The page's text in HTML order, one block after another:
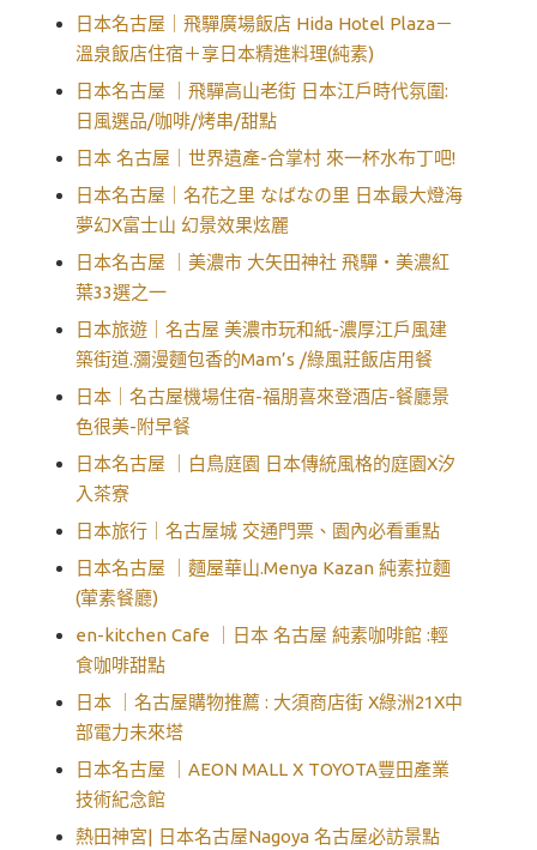
日本名古屋｜飛驒廣場飯店 Hida Hotel Plaza－
溫泉飯店住宿＋享日本精進料理(純素)
日本名古屋 ｜飛驒高山老街 日本江戶時代氛圍:
日風選品/咖啡/烤串/甜點
日本 名古屋｜世界遺產-合掌村 來一杯水布丁吧!
日本名古屋｜名花之里 なばなの里 日本最大燈海
夢幻X富士山 幻景效果炫麗
日本名古屋 ｜美濃市 大矢田神社 飛驒‧美濃紅
葉33選之一
日本旅遊｜名古屋 美濃市玩和紙-濃厚江戶風建
築街道.瀰漫麵包香的Mam’s /綠風莊飯店用餐
日本｜名古屋機場住宿-福朋喜來登酒店-餐廳景
色很美-附早餐
日本名古屋 ｜白鳥庭園 日本傳統風格的庭園X汐
入茶寮
日本旅行｜名古屋城 交通門票、園內必看重點
日本名古屋 ｜麵屋華山.Menya Kazan 純素拉麵
(葷素餐廳)
en-kitchen Cafe ｜日本 名古屋 純素咖啡館 :輕
食咖啡甜點
日本 ｜名古屋購物推薦 : 大須商店街 X綠洲21X中
部電力未來塔
日本名古屋 ｜AEON MALL X TOYOTA豐田產業
技術紀念館
熱田神宮| 日本名古屋Nagoya 名古屋必訪景點